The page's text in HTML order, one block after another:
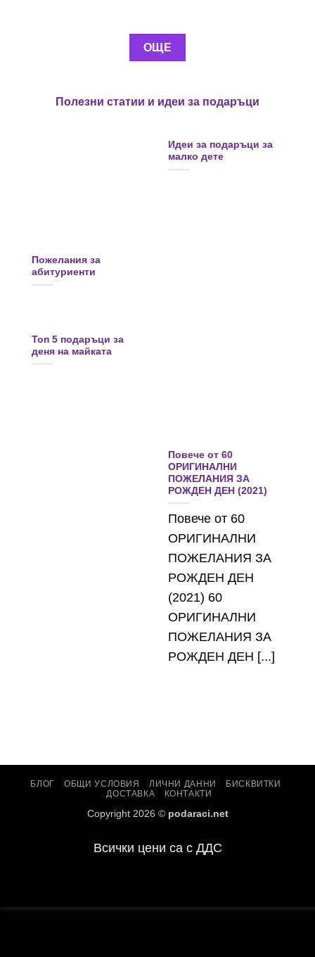
chosen
product
ОЩЕ
Полезни статии и идеи за подаръци
Пожелания за
абитуриенти
Идеи за подаръци за
малко дете
Топ 5 подаръци за
деня на майката
Повече от 60
ОРИГИНАЛНИ
ПОЖЕЛАНИЯ ЗА
РОЖДЕН ДЕН (2021)
Повече от 60
ОРИГИНАЛНИ
ПОЖЕЛАНИЯ ЗА
РОЖДЕН ДЕН
(2021) 60
ОРИГИНАЛНИ
ПОЖЕЛАНИЯ ЗА
РОЖДЕН ДЕН [...]
БЛОГ ОБЩИ УСЛОВИЯ ЛИЧНИ ДАННИ
БИСКВИТКИ
ДОСТАВКА
КОНТАКТИ
Copyright 2026 © podaraci.net
Всички цени са с ДДС